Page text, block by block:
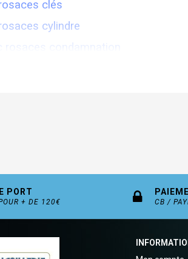
clés
cylindre
rosaces condamnation
PORT
+ DE 120€ CB /